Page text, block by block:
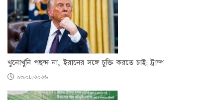
খুনোখুনি পছন্দ না, ইরানের সঙ্গে চুক্তি করতে চাই: ট্রাম্প
০৩/০৮/২০২৬